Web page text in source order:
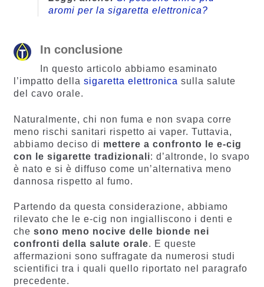
aromi per la sigaretta elettronica?
In conclusione
In questo articolo abbiamo esaminato
l’impatto della sigaretta elettronica sulla salute
del cavo orale.
Naturalmente, chi non fuma e non svapa corre
meno rischi sanitari rispetto ai vaper. Tuttavia,
abbiamo deciso di mettere a confronto le e-cig
con le sigarette tradizionali: d’altronde, lo svapo
è nato e si è diffuso come un’alternativa meno
dannosa rispetto al fumo.
Partendo da questa considerazione, abbiamo
rilevato che le e-cig non ingialliscono i denti e
che sono meno nocive delle bionde nei
confronti della salute orale. E queste
affermazioni sono suffragate da numerosi studi
scientifici tra i quali quello riportato nel paragrafo
precedente.